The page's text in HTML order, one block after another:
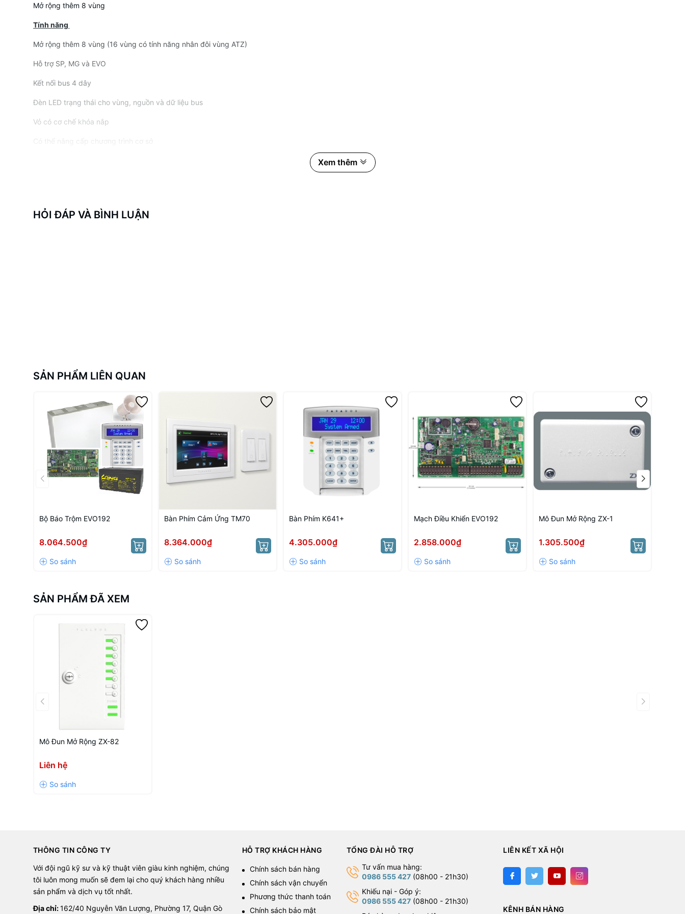
Mở rộng thêm 8 vùng
Tính năng
Mở rộng thêm 8 vùng (16 vùng có tính năng nhân đôi vùng ATZ)
Hỗ trợ SP, MG và EVO
Kết nối bus 4 dây
Đèn LED trạng thái cho vùng, nguồn và dữ liệu bus
Vỏ có cơ chế khóa nắp
Xem thêm
HỎI ĐÁP VÀ BÌNH LUẬN
SẢN PHẨM LIÊN QUAN
Bộ Báo Trộm EVO192
8.064.500₫
Bàn Phím Cảm Ứng TM70
8.364.000₫
Bàn Phím K641+
4.305.000₫
Mạch Điều Khiển EVO192
2.858.000₫
Mô Đun Mở Rộng ZX-1
1.305.500₫
SẢN PHẨM ĐÃ XEM
Mô Đun Mở Rộng ZX-82
Liên hệ
THÔNG TIN CÔNG TY
Với đội ngũ kỹ sư và kỹ thuật viên giàu kinh nghiệm, chúng
tôi luôn mong muốn sẽ đem lại cho quý khách hàng nhiều
sản phẩm và dịch vụ tốt nhất.
Địa chỉ:162/40 Nguyễn Văn Lượng, Phường 17, Quận Gò
HỖ TRỢ KHÁCH HÀNG
Chính sách bán hàng
Chính sách vận chuyển
Phương thức thanh toán
Chính sách bảo mật
TỔNG ĐÀI HỖ TRỢ
Tư vấn mua hàng:
0986 555 427(08h00 - 21h30)
Khiếu nại - Góp ý:
0986 555 427(08h00 - 21h30)
LIÊN KẾT XÃ HỘI
KÊNH BÁN HÀNG